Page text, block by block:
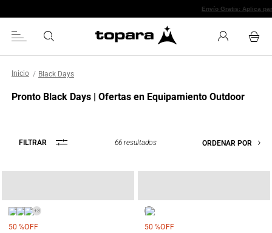
Envío
Black Days
Pronto Black Days | Ofertas en Equipamiento Outdoor
FILTRAR 66resultados ORDENAR POR
+3
50 %OFF
50 %OFF